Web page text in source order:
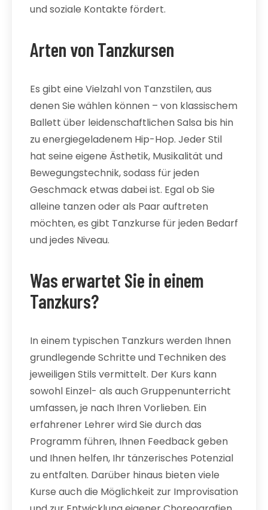
und soziale Kontakte fördert.
Arten von Tanzkursen
Es gibt eine Vielzahl von Tanzstilen, aus
denen Sie wählen können – von klassischem
Ballett über leidenschaftlichen Salsa bis hin
zu energiegeladenem Hip-Hop. Jeder Stil
hat seine eigene Ästhetik, Musikalität und
Bewegungstechnik, sodass für jeden
Geschmack etwas dabei ist. Egal ob Sie
alleine tanzen oder als Paar auftreten
möchten, es gibt Tanzkurse für jeden Bedarf
und jedes Niveau.
Was erwartet Sie in einem
Tanzkurs?
In einem typischen Tanzkurs werden Ihnen
grundlegende Schritte und Techniken des
jeweiligen Stils vermittelt. Der Kurs kann
sowohl Einzel- als auch Gruppenunterricht
umfassen, je nach Ihren Vorlieben. Ein
erfahrener Lehrer wird Sie durch das
Programm führen, Ihnen Feedback geben
und Ihnen helfen, Ihr tänzerisches Potenzial
zu entfalten. Darüber hinaus bieten viele
Kurse auch die Möglichkeit zur Improvisation